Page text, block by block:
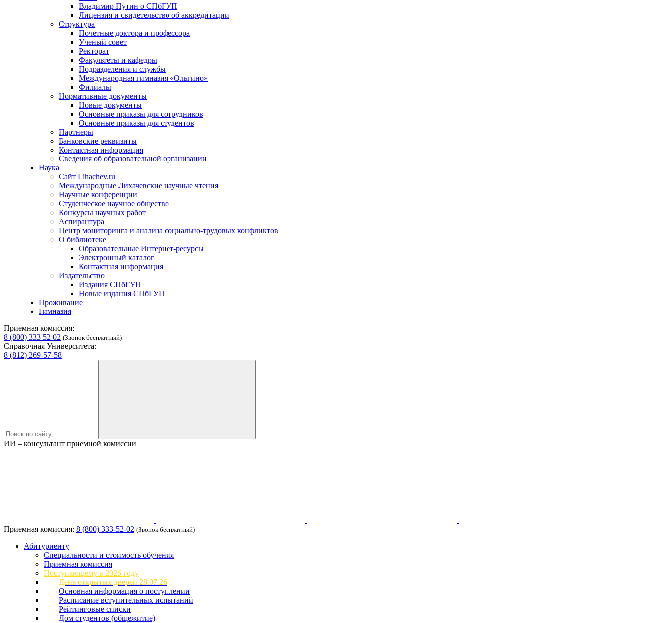
Владимир Путин о СПбГУП
Лицензия и свидетельство об аккредитации
Структура
Почетные доктора и профессора
Ученый совет
Ректорат
Факультеты и кафедры
Подразделения и службы
Международная гимназия «Ольгино»
Филиалы
Нормативные документы
Новые документы
Основные приказы для сотрудников
Основные приказы для студентов
Партнеры
Банковские реквизиты
Контактная информация
Сведения об образовательной организации
Наука
Сайт Lihachev.ru
Международные Лихачевские научные чтения
Научные конференции
Студенческое научное общество
Конкурсы научных работ
Аспирантура
Центр мониторинга и анализа социально-трудовых конфликтов
О библиотеке
Образовательные Интернет-ресурсы
Электронный каталог
Контактная информация
Издательство
Издания СПбГУП
Новые издания СПбГУП
Проживание
Гимназия
Приемная комиссия:
8 (800) 333 52 02 (Звонок бесплатный)
Справочная Университета:
8 (812) 269-57-58
ИИ – консультант приемной комиссии
Приемная комиссия: 8 (800) 333-52-02 (Звонок бесплатный)
Абитуриенту
Специальности и стоимость обучения
Приемная комиссия
Поступающему в 2026 году
День открытых дверей 28.07.26
Основная информация о поступлении
Расписание вступительных испытаний
Рейтинговые списки
Дом студентов (общежитие)